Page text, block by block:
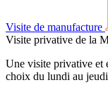
Visite de manufacture
Visite privative de la
Une visite privative et
choix du lundi au jeudi